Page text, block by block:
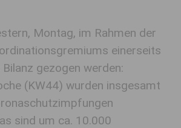
Montag, im Rahmen der
einerseits
gezogen werden:
(KW44) wurden insgesamt
sind um ca. 10.000